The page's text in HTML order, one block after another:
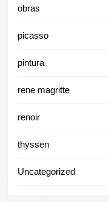
obras
picasso
pintura
rene magritte
renoir
thyssen
Uncategorized